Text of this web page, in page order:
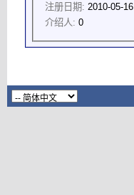
注册日期: 2010-05-16
介绍人: 0